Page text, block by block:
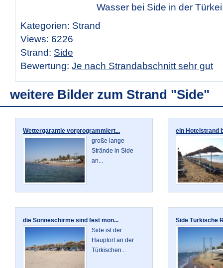
Wasser bei Side in der
Kategorien: Strand
Views: 6226
Strand: Side
Bewertung: Je nach Strandabschnitt sehr gut
weitere Bilder zum Strand "Side"
Wettergarantie vorprogrammiert...
große lange
Strände in Side
an...
ein Hotelstrand
die Sonneschirme sind fest mon...
Side ist der
Hauptort an der
Türkischen...
Side Türkische